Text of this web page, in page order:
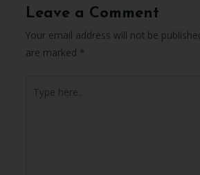
Leave a Comment
Your email address will not be
are marked *